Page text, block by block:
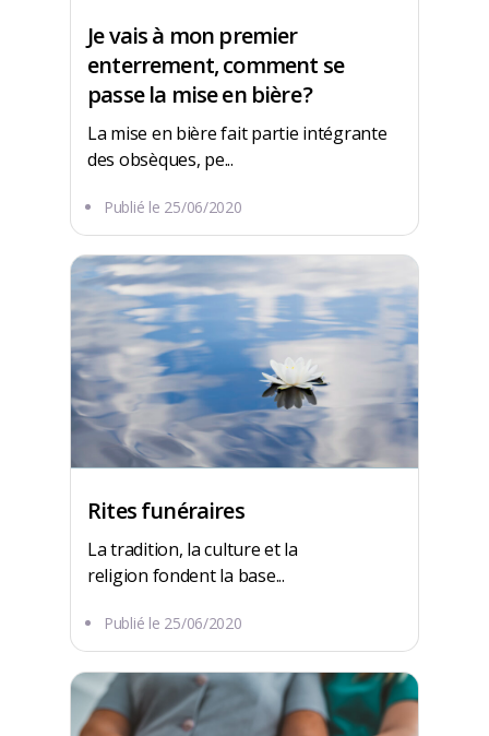
Je vais à mon premier
enterrement, comment se
passe la mise en bière ?
La mise en bière fait partie intégrante
des obsèques, pe...
Publié le 25/06/2020
Rites funéraires
La tradition, la culture et la
religion fondent la base...
Publié le 25/06/2020